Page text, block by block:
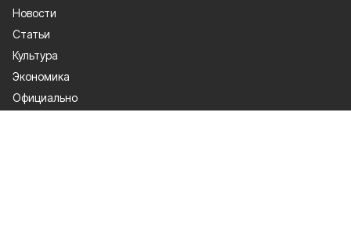
Новости
Статьи
Культура
Экономика
Официально